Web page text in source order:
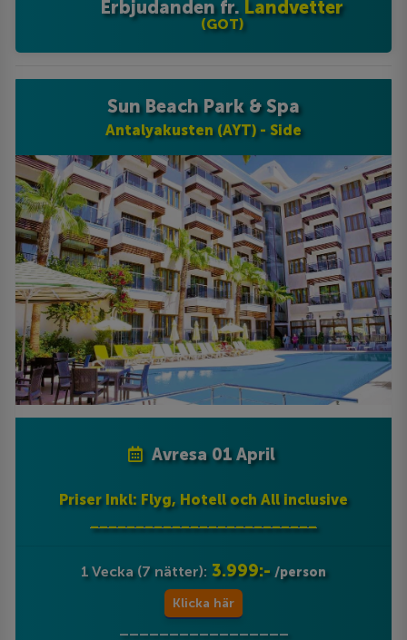
Erbjudanden fr. Landvetter
(GOT)
Sun Beach Park & Spa
Antalyakusten (AYT) - Side
Avresa 01 April
Priser Inkl: Flyg, Hotell och All inclusive
_________________________
1 Vecka (7 nätter): 3.999:- /person
Klicka här
_________________